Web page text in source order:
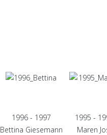
1996 - 1997
Bettina Giesemann
1995 -
Maren